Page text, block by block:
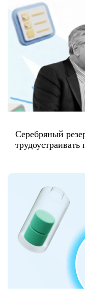
Серебряный
трудоустраивать